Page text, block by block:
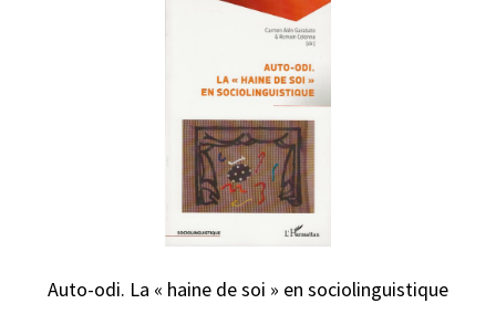
Auto-odi. La « haine de soi » en sociolinguistique